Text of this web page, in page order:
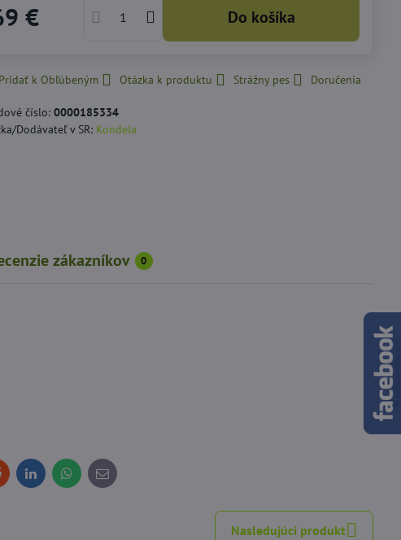
€ Do košíka
Pridať k Obľúbeným Otázka k produktu Strážny pes Doručenia
číslo:0000185334
Dodávateľ v SR: Kondela
zákazníkov 0
LinkedInWhatsApp
E-
mail
Nasledujúci produkt